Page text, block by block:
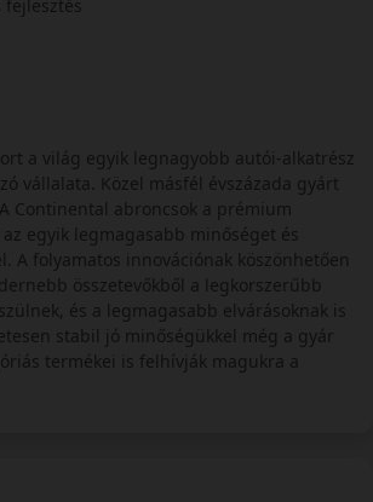
fejlesztés
a világ egyik legnagyobb autói-alkatrész
vállalata. Közel másfél évszázada gyárt
Continental abroncsok a prémium
egyik legmagasabb minőséget és
A folyamatos innovációnak köszönhetően
összetevőkből a legkorszerűbb
és a legmagasabb elvárásoknak is
stabil jó minőségükkel még a gyár
termékei is felhívják magukra a